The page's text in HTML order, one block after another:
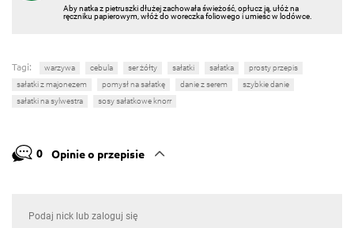
Aby natka z pietruszki dłużej zachowała świeżość, opłucz ją, ułóż na
ręczniku papierowym, włóż do woreczka foliowego i umieśc w lodówce.
Tagi: warzywa cebula ser żółty sałatki sałatka
prosty przepis
sałatki z majonezem
pomysł na sałatkę danie z serem
szybkie danie
sałatki na sylwestra
sosy sałatkowe knorr
0 Opinie o przepisie